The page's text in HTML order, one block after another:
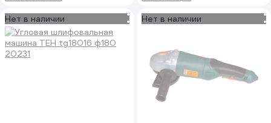
Нет в наличии Нет в наличии